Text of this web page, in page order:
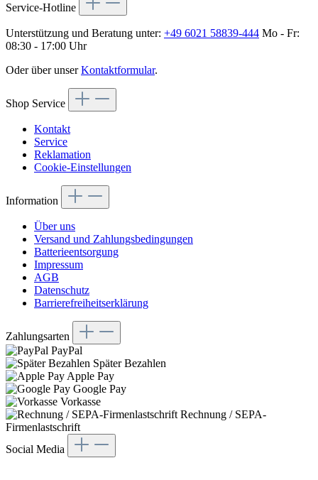
Service-Hotline
Unterstützung und Beratung unter: +49 6021 58839-444 Mo - Fr:
08:30 - 17:00 Uhr
Oder über unserKontaktformular.
Shop Service
Kontakt
Service
Reklamation
Cookie-Einstellungen
Information
Über uns
Versand und Zahlungsbedingungen
Batterieentsorgung
Impressum
AGB
Datenschutz
Barrierefreiheitserklärung
Zahlungsarten
PayPal
Später Bezahlen
Apple Pay
Google Pay
Vorkasse
Rechnung / SEPA-
Firmenlastschrift
Social Media